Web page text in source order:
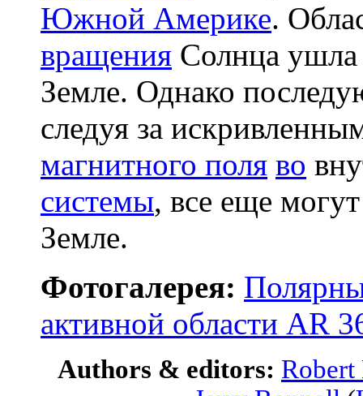
Южной Америке.
вращения Солнца ушла
Земле. Однако
следуя за
магнитного поля во
системы, все еще
Земле.
Фотогалерея:
активной области AR
Authors & editors: